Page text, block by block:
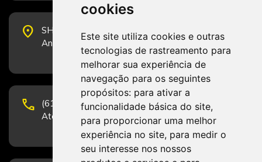
cookies
Este site utiliza cookies e outras
tecnologias de rastreamento para
melhorar sua experiência de
navegação para os seguintes
propósitos: para ativar a
funcionalidade básica do site,
para proporcionar uma melhor
experiência no site, para medir o
seu interesse nos nossos
place
SHS Quadra 6, Bloco E, Complexo Brasil 21, 20º
Andar, Sala 2001 - CEP 70322-915 - Brasília/DF
phone
(61) 3223-1652 e (61) 98131-3801.
Atendimento por telefone em horário comercial